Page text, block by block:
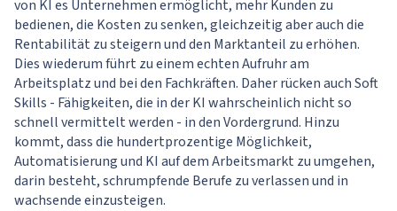
von KI es Unternehmen ermöglicht, mehr Kunden zu
bedienen, die Kosten zu senken, gleichzeitig aber auch die
Rentabilität zu steigern und den Marktanteil zu erhöhen.
Dies wiederum führt zu einem echten Aufruhr am
Arbeitsplatz und bei den Fachkräften. Daher rücken auch Soft
Skills - Fähigkeiten, die in der KI wahrscheinlich nicht so
schnell vermittelt werden - in den Vordergrund. Hinzu
kommt, dass die hundertprozentige Möglichkeit,
Automatisierung und KI auf dem Arbeitsmarkt zu umgehen,
darin besteht, schrumpfende Berufe zu verlassen und in
wachsende einzusteigen.